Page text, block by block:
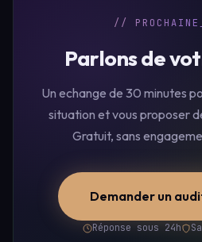
//
Parlons de
Un echange de 30 minutes
situation et vous proposer
Gratuit, sans
Demander un
Réponse sous 24h